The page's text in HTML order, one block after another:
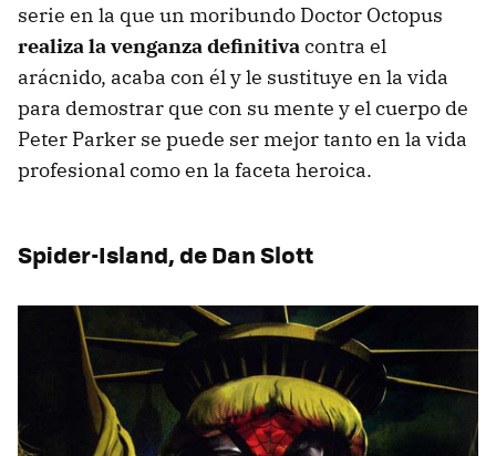
serie en la que un moribundo Doctor Octopus
realiza la venganza definitivacontra el
arácnido, acaba con él y le sustituye en la vida
para demostrar que con su mente y el cuerpo de
Peter Parker se puede ser mejor tanto en la vida
profesional como en la faceta heroica.
Spider-Island, de Dan Slott